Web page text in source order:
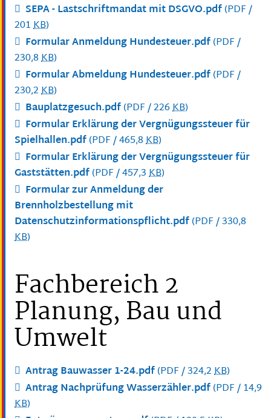
SEPA - Lastschriftmandat mit DSGVO.pdf(PDF /
201KB)
Formular Anmeldung Hundesteuer.pdf(PDF /
230,8KB)
Formular Abmeldung Hundesteuer.pdf(PDF /
230,2KB)
Bauplatzgesuch.pdf(PDF / 226KB)
Formular Erklärung der Vergnügungssteuer für
Spielhallen.pdf(PDF / 465,8KB)
Formular Erklärung der Vergnügungssteuer für
Gaststätten.pdf(PDF / 457,3KB)
Formular zur Anmeldung der
Brennholzbestellung mit
Datenschutzinformationspflicht.pdf(PDF / 330,8
KB)
Fachbereich 2
Planung, Bau und
Umwelt
Antrag Bauwasser 1-24.pdf(PDF / 324,2KB)
Antrag Nachprüfung Wasserzähler.pdf(PDF / 14,9
KB)